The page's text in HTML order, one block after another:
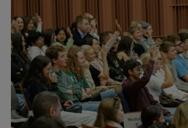
Studentu dzīve
Studiju norises vietas
Fakultātes
Mūsu cilvēki
Stratēģija